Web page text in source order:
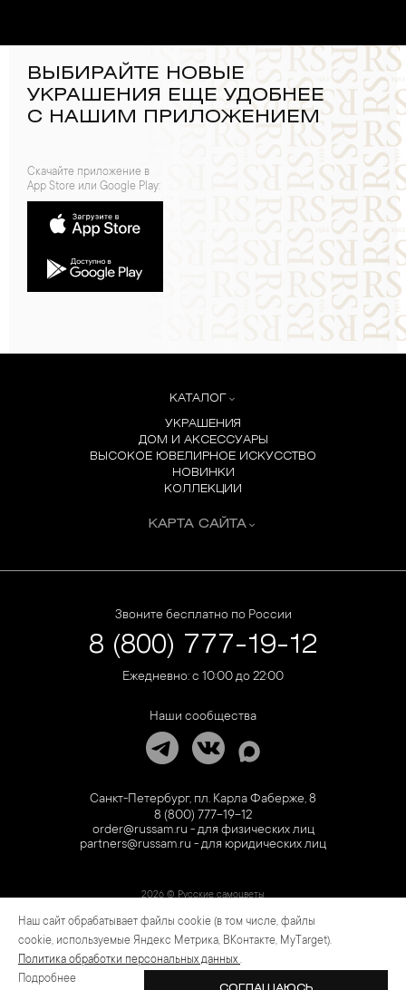
ВЫБИРАЙТЕ НОВЫЕ
УКРАШЕНИЯ ЕЩЕ УДОБНЕЕ
С НАШИМ ПРИЛОЖЕНИЕМ
Скачайте приложение в
App Store или Google Play:
КАТАЛОГ
УКРАШЕНИЯ
ДОМ И АКСЕССУАРЫ
ВЫСОКОЕ ЮВЕЛИРНОЕ ИСКУССТВО
НОВИНКИ
КОЛЛЕКЦИИ
КАРТА САЙТА
Звоните бесплатно по России
8 (800) 777-19-12
Ежедневно: с 10:00 до 22:00
Наши сообщества
Санкт-Петербург, пл. Карла Фаберже, 8
8 (800) 777-19-12
order@russam.ru - для физических лиц
partners@russam.ru - для юридических лиц
2026 © Русские самоцветы
Предложение не является публичной офертой. Цены на сайте и в розничной сети
могут отличаться. Информация на сайте о товаре носит рекламный характер и
расценивается как приглашение делать оферты на основании п.1 ст. 437
Гражданского кодекса РФ.
Наш сайт обрабатывает файлы cookie (в том числе, файлы
cookie, используемые Яндекс Метрика, ВКонтакте, MyTarget).
Политика обработки персональных данных .
Подробнее